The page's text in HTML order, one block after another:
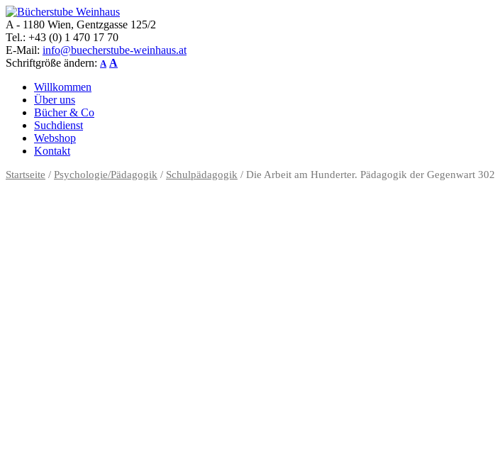
Bücherstube Weinhaus
Verkauf von seltenen antiquarischen und alten, teilweise noch verlagsneuen Bücher.
A - 1180 Wien, Gentzgasse 125/2
Tel.: +43 (0) 1 470 17 70
E-Mail: info@buecherstube-weinhaus.at
Schriftgröße ändern: A A
Willkommen
Über uns
Bücher & Co
Suchdienst
Webshop
Kontakt
Startseite / Psychologie/Pädagogik / Schulpädagogik / Die Arbeit am Hunderter. Pädagogik der Gegenwart 302